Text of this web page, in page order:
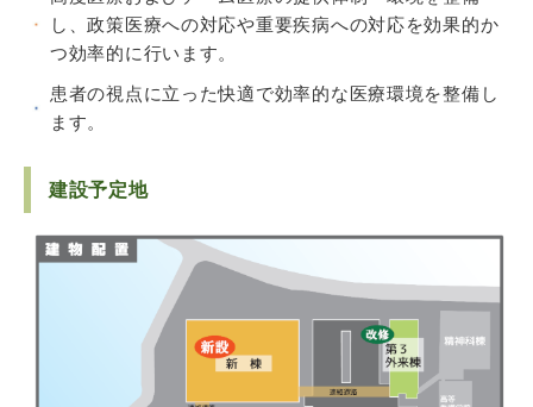
し、政策医療への対応や重要疾病への対応を効果的か
つ効率的に行います。
患者の視点に立った快適で効率的な医療環境を整備し
ます。
建設予定地